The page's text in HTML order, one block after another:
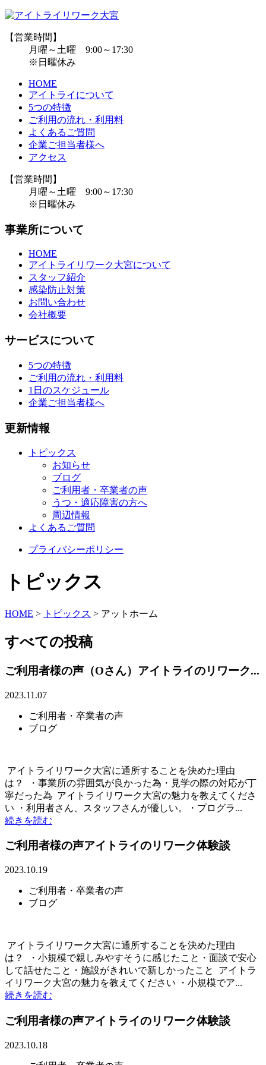
【営業時間】
月曜～土曜 9:00～17:30
※日曜休み
HOME
アイトライについて
5つの特徴
ご利用の流れ・利用料
よくあるご質問
企業ご担当者様へ
アクセス
【営業時間】
月曜～土曜 9:00～17:30
※日曜休み
事業所について
HOME
アイトライリワーク大宮について
スタッフ紹介
感染防止対策
お問い合わせ
会社概要
サービスについて
5つの特徴
ご利用の流れ・利用料
1日のスケジュール
企業ご担当者様へ
更新情報
トピックス
お知らせ
ブログ
ご利用者・卒業者の声
うつ・適応障害の方へ
周辺情報
よくあるご質問
プライバシーポリシー
トピックス
HOME > トピックス > アットホーム
すべての投稿
ご利用者様の声（Oさん）アイトライのリワーク...
2023.11.07
ご利用者・卒業者の声
ブログ
アイトライリワーク大宮に通所することを決めた理由
は？ ・事業所の雰囲気が良かった為・見学の際の対応が丁
寧だった為 アイトライリワーク大宮の魅力を教えてくださ
い ・利用者さん、スタッフさんが優しい。・プログラ...
続きを読む
ご利用者様の声アイトライのリワーク体験談
2023.10.19
ご利用者・卒業者の声
ブログ
アイトライリワーク大宮に通所することを決めた理由
は？ ・小規模で親しみやすそうに感じたこと・面談で安心
して話せたこと・施設がきれいで新しかったこと アイトラ
イリワーク大宮の魅力を教えてください ・小規模でア...
続きを読む
ご利用者様の声アイトライのリワーク体験談
2023.10.18